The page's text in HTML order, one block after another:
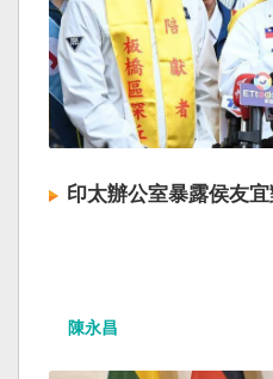
印太辦公室暴露侯友
陳永昌